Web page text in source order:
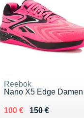
Reebok
Nano X5 Edge Damen
150 €
Au lieu de 150 €
100 €
Vendu 100 €